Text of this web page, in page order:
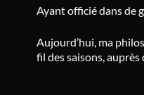
Ayant officié dans de
Aujourd’hui, ma
fil des saisons,